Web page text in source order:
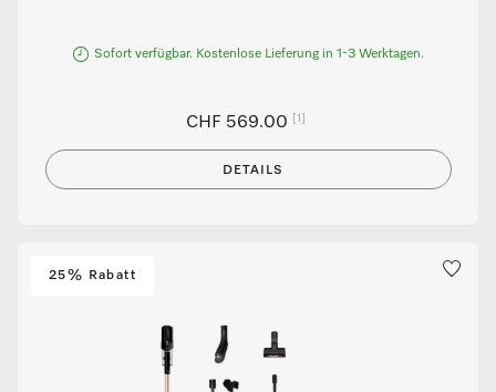
Sofort verfügbar. Kostenlose Lieferung in 1-3 Werktagen.
CHF 569.00 [1]
DETAILS
25% Rabatt